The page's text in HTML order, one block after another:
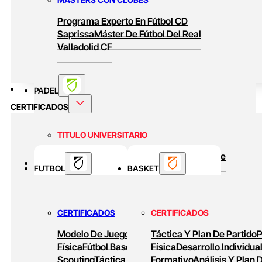
PADEL
TITULO UNIVERSITARIO
Curso Universitario Técnico En Padel De
Alto Rendimiento
Programa Experto En Fútbol CD
SaprissaMáster De Fútbol Del Real
Valladolid CF
BASKET
MASTERS ONLINE
Baloncesto Formativo
Preparación Física
En BaloncestoBaloncesto De Alto
Rendimiento
CERTIFICADOS
FUTBOL
CERTIFICADOS
Modelo De Juego
Preparación
FísicaFútbol Base
Análisis Y
ScoutingTáctica OfensivaDiseño De
BASKET
CERTIFICADOS
Táctica Y Plan De Partido
FísicaDesarrollo Individual
FormativoAnálisis Y Plan